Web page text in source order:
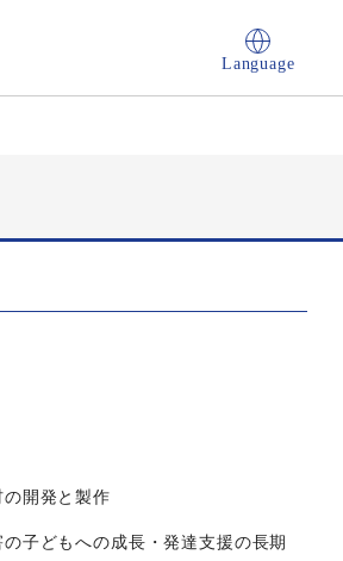
Language
開発と製作
子どもへの成長・発達支援の長期